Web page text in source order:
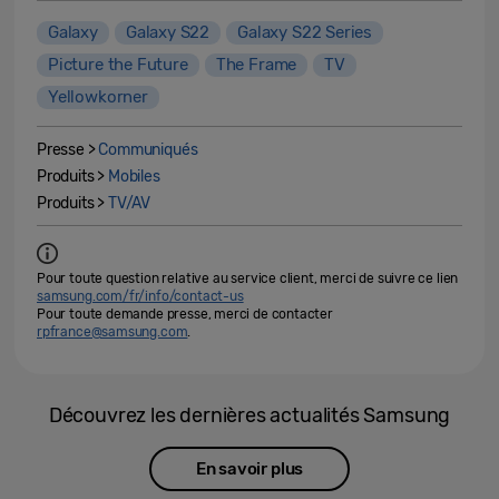
Galaxy Galaxy S22
Galaxy S22 Series
Picture the Future
The Frame
TV
Yellowkorner
Presse >Communiqués
Produits > Mobiles
Produits >TV/AV
Pour toute question relative au service client, merci de suivre ce lien
samsung.com/fr/info/contact-us
Pour toute demande presse, merci de contacter
rpfrance@samsung.com.
Découvrez les dernières actualités Samsung
En savoir plus